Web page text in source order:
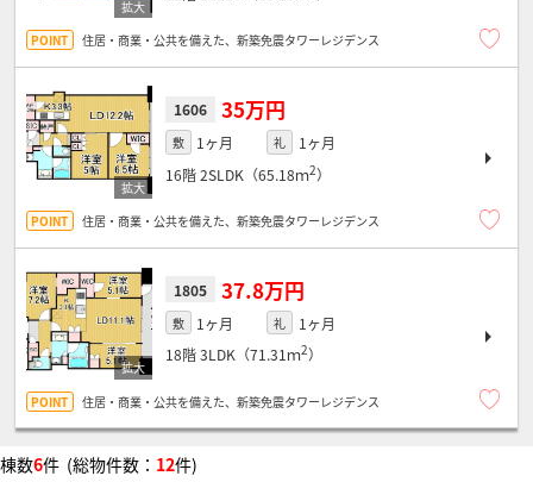
住居・商業・公共を備えた、新築免震タワーレジデンス
1606 35万円
敷 1ヶ月 礼
1ヶ月
16階2SLDK（65.18ｍ2）
住居・商業・公共を備えた、新築免震タワーレジデンス
1805 37.8万円
敷 1ヶ月 礼
1ヶ月
18階3LDK（71.31ｍ2）
住居・商業・公共を備えた、新築免震タワーレジデンス
棟数6件 (総物件数： 12件)